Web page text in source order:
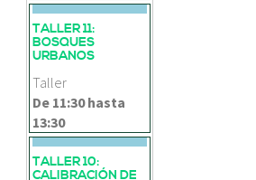
TALLER 11:
BOSQUES
URBANOS
Taller
De 11:30hasta
13:30
TALLER 10:
CALIBRACIÓN DE